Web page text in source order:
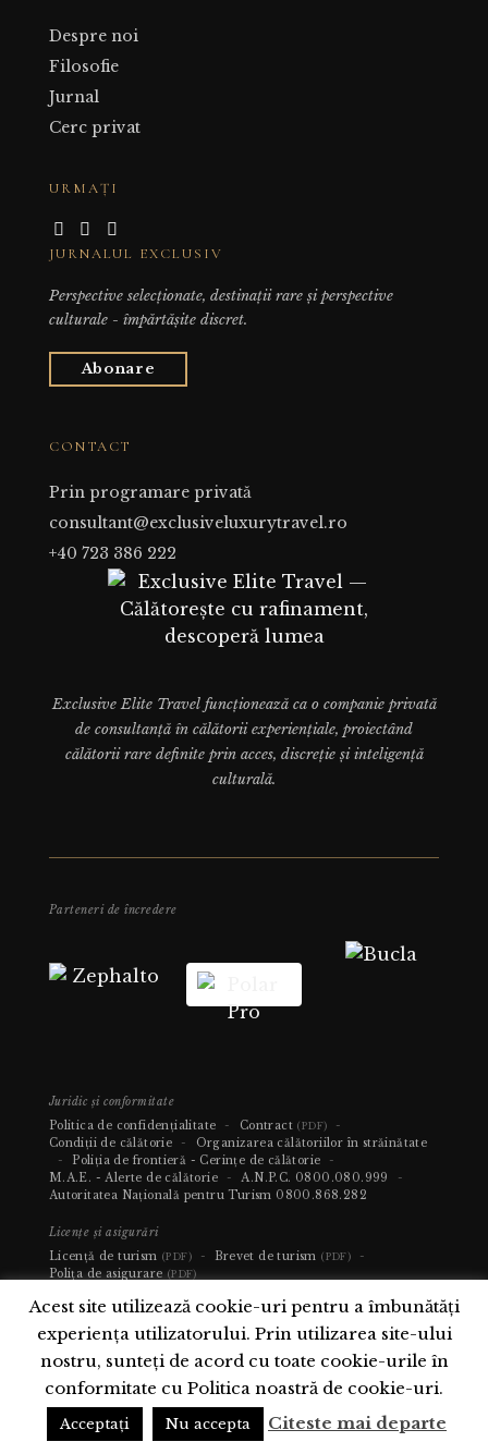
Despre noi
Filosofie
Jurnal
Cerc privat
URMAȚI
JURNALUL EXCLUSIV
Perspective selecționate, destinații rare și perspective
culturale - împărtășite discret.
Abonare
CONTACT
Prin programare privată
consultant@exclusiveluxurytravel.ro
+40 723 386 222
Exclusive Elite Travel funcționează ca o companie privată
de consultanță în călătorii experiențiale, proiectând
călătorii rare definite prin acces, discreție și inteligență
culturală.
Parteneri de încredere
Juridic și conformitate
Politica de confidențialitate
- Contract (PDF)
-
Condiții de călătorie
-
Organizarea călătoriilor în străinătate
-
Poliția de frontieră - Cerințe de călătorie
-
M.A.E. - Alerte de călătorie
- A.N.P.C. 0800.080.999
-
Autoritatea Națională pentru Turism 0800.868.282
Licențe și asigurări
Licență de turism (PDF) - Brevet de turism (PDF)
-
Polița de asigurare (PDF)
Copyright 2026 © Exclusive Elite Travel. Toate drepturile rezervate.
Acest site utilizează cookie-uri pentru a îmbunătăți
experiența utilizatorului. Prin utilizarea site-ului
nostru, sunteți de acord cu toate cookie-urile în
conformitate cu Politica noastră de cookie-uri.
Acceptați Nu accepta Citeste mai departe